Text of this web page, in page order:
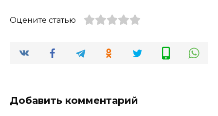
Оцените статью
Добавить комментарий